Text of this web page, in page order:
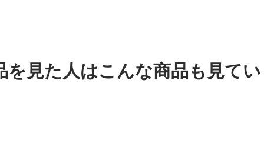
を見た人はこんな商品も見て